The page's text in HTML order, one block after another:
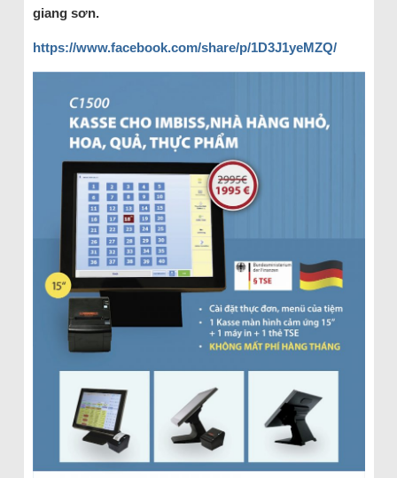
giang sơn.
https://www.facebook.com/share/p/1D3J1yeMZQ/